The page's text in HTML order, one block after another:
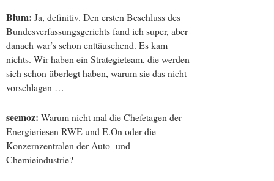
Blum: Ja, definitiv. Den ersten Beschluss des
Bundesverfassungsgerichts fand ich super, aber
danach war’s schon enttäuschend. Es kam
nichts. Wir haben ein Strategieteam, die werden
sich schon überlegt haben, warum sie das nicht
vorschlagen …
seemoz: Warum nicht mal die Chefetagen der
Energieriesen RWE und E.On oder die
Konzernzentralen der Auto- und
Chemieindustrie?